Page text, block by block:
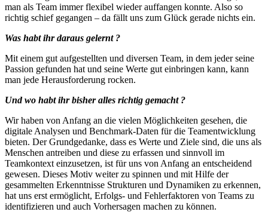
man als Team immer flexibel wieder auffangen konnte. Also so
richtig schief gegangen – da fällt uns zum Glück gerade nichts ein.
Was habt ihr daraus gelernt ?
Mit einem gut aufgestellten und diversen Team, in dem jeder seine
Passion gefunden hat und seine Werte gut einbringen kann, kann
man jede Herausforderung rocken.
Und wo habt ihr bisher alles richtig gemacht ?
Wir haben von Anfang an die vielen Möglichkeiten gesehen, die
digitale Analysen und Benchmark-Daten für die Teamentwicklung
bieten. Der Grundgedanke, dass es Werte und Ziele sind, die uns als
Menschen antreiben und diese zu erfassen und sinnvoll im
Teamkontext einzusetzen, ist für uns von Anfang an entscheidend
gewesen. Dieses Motiv weiter zu spinnen und mit Hilfe der
gesammelten Erkenntnisse Strukturen und Dynamiken zu erkennen,
hat uns erst ermöglicht, Erfolgs- und Fehlerfaktoren von Teams zu
identifizieren und auch Vorhersagen machen zu können.